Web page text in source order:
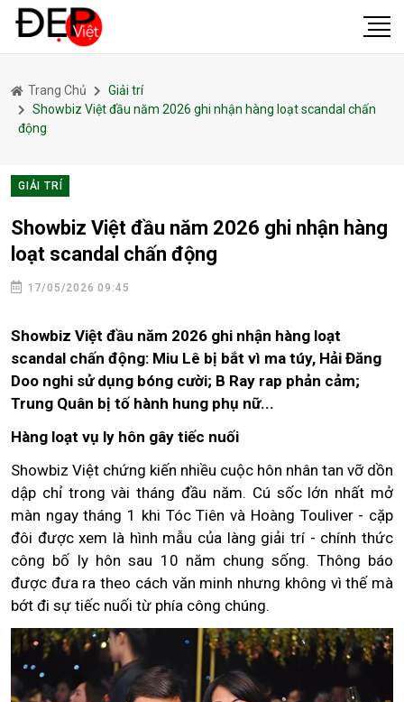
Trang Chủ
Giải trí
Showbiz Việt đầu năm 2026 ghi nhận hàng loạt scandal chấn
động
GIẢI TRÍ
Showbiz Việt đầu năm 2026 ghi nhận hàng
loạt scandal chấn động
17/05/2026 09:45
Showbiz Việt đầu năm 2026 ghi nhận hàng loạt
scandal chấn động: Miu Lê bị bắt vì ma túy, Hải Đăng
Doo nghi sử dụng bóng cười; B Ray rap phản cảm;
Trung Quân bị tố hành hung phụ nữ...
Hàng loạt vụ ly hôn gây tiếc nuối
Showbiz Việt chứng kiến nhiều cuộc hôn nhân tan vỡ dồn
dập chỉ trong vài tháng đầu năm. Cú sốc lớn nhất mở
màn ngay tháng 1 khi Tóc Tiên và Hoàng Touliver - cặp
đôi được xem là hình mẫu của làng giải trí - chính thức
công bố ly hôn sau 10 năm chung sống. Thông báo
được đưa ra theo cách văn minh nhưng không vì thế mà
bớt đi sự tiếc nuối từ phía công chúng.